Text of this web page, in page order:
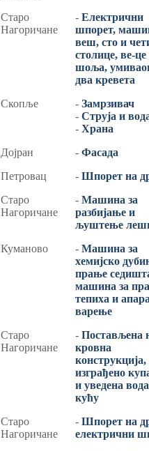
Старо
Нагоричане
- Електрични
шпорет,
веш, сто и
столице, ве-це
шоља,
два кревета
Скопље - Замрзивач
- Струја и
- Храна
Дојран - Фасада
Петровац - Шпорет на
Старо
Нагоричане
- Машина за
разбијање и
љуштење
Куманово - Машина за
хемијско
прање
машина за
тепиха и
варење
Старо
Нагоричане
- Постављенa
кровна
конструкција,
изграђено
и уведена
кућу
Старо
Нагоричане
- Шпорет на
електрични